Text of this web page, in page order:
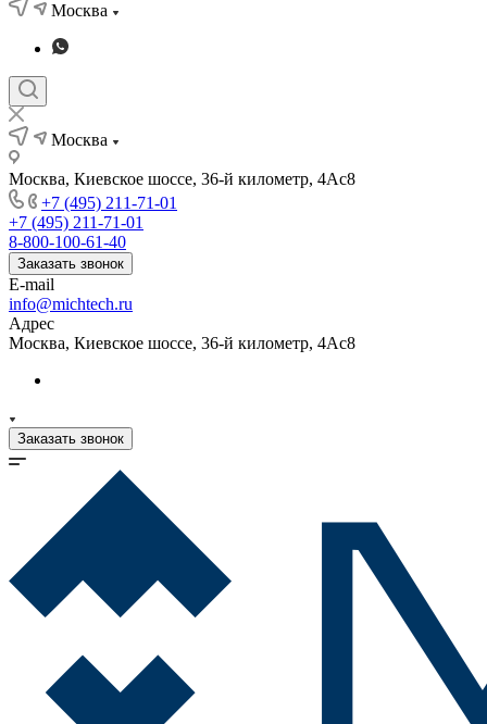
Москва
Москва
Москва, Киевское шоссе, 36-й километр, 4Ас8
+7 (495) 211-71-01
+7 (495) 211-71-01
8-800-100-61-40
Заказать звонок
E-mail
info@michtech.ru
Адрес
Москва, Киевское шоссе, 36-й километр, 4Ас8
Заказать звонок